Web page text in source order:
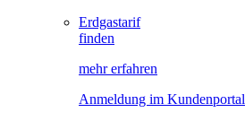
Erdgastarif
finden
mehr erfahren
Anmeldung im Kundenportal